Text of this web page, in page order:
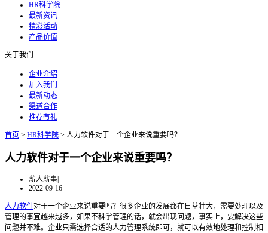
HR科学院
最新资讯
精彩活动
产品价值
关于我们
企业介绍
加入我们
最新动态
渠道合作
推荐有礼
首页 > HR科学院 > 人力软件对于一个企业来说重要吗？
人力软件对于一个企业来说重要吗？
薪人薪事|
2022-09-16
人力软件对于一个企业来说重要吗？很多企业的发展都在日益壮大，需要处理以及
管理的事宜越来越多，如果不科学管理的话，就会出现问题， 事实上，要解决这些
问题并不难。企业只需选择合适的人力管理系统即可，就可以有效地处理和控制相